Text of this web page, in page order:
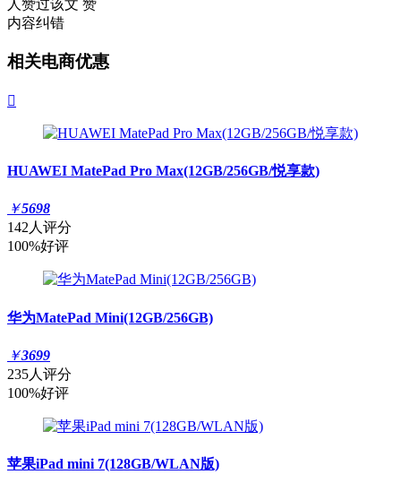
人赞过该文 赞
内容纠错
相关电商优惠

HUAWEI MatePad Pro Max(12GB/256GB/悦享款)
￥5698
142人评分
100%好评
华为MatePad Mini(12GB/256GB)
￥3699
235人评分
100%好评
苹果iPad mini 7(128GB/WLAN版)